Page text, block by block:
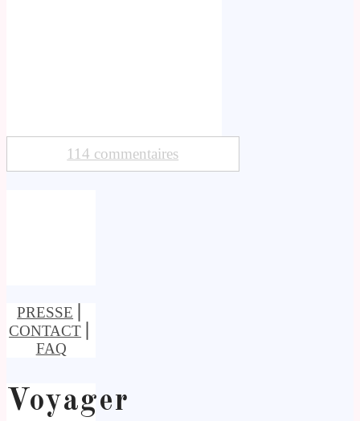
114 commentaires
PRESSE
CONTACT
FAQ
Voyager